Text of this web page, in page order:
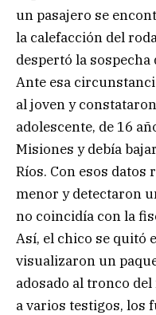
un pasajero se
la calefacción del
despertó la
Ante esa
al joven y
adolescente, de 16
Misiones y debía
Ríos. Con esos datos
menor y detectaron
no coincidía con la
Así, el chico se quitó
visualizaron un
adosado al tronco
a varios testigos, los